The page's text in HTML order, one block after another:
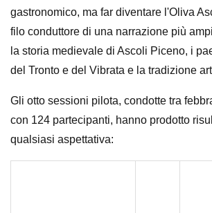
gastronomico, ma far diventare l'Oliva
filo conduttore di una narrazione più
la storia medievale di Ascoli Piceno, i
del Tronto e del Vibrata e la tradizione
Gli otto sessioni pilota, condotte tra
con 124 partecipanti, hanno prodotto
qualsiasi aspettativa: